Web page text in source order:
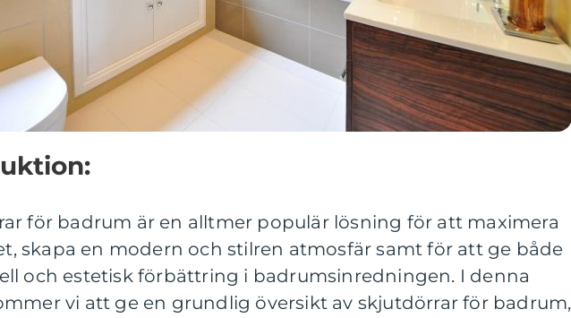
för badrum är en alltmer populär lösning för att maximera
skapa en modern och stilren atmosfär samt för att ge både
och estetisk förbättring i badrumsinredningen. I denna
vi att ge en grundlig översikt av skjutdörrar för badrum,